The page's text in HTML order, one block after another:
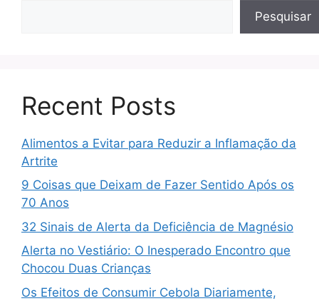
Pesquisar
Recent Posts
Alimentos a Evitar para Reduzir a Inflamação da
Artrite
9 Coisas que Deixam de Fazer Sentido Após os
70 Anos
32 Sinais de Alerta da Deficiência de Magnésio
Alerta no Vestiário: O Inesperado Encontro que
Chocou Duas Crianças
Os Efeitos de Consumir Cebola Diariamente,